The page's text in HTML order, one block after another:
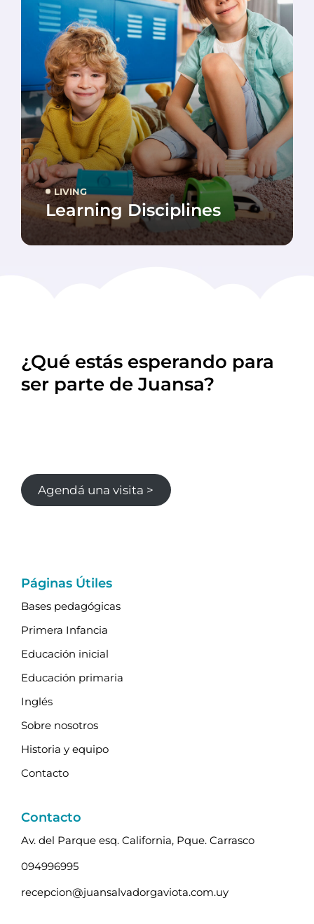
LIVING
Learning Disciplines
¿Qué estás esperando para
ser parte de Juansa?
Agendá una visita >
Páginas Útiles
Bases pedagógicas
Primera Infancia
Educación inicial
Educación primaria
Inglés
Sobre nosotros
Historia y equipo
Contacto
Contacto
Av. del Parque esq. California, Pque. Carrasco
094996995
recepcion@juansalvadorgaviota.com.uy